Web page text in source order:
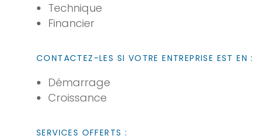
Technique
Financier
CONTACTEZ-LES SI VOTRE ENTREPRISE EST EN :
Démarrage
Croissance
SERVICES OFFERTS :